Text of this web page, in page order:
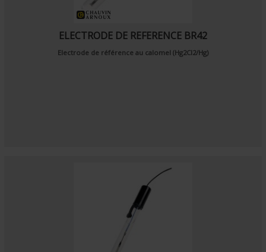
ELECTRODE DE REFERENCE BR42
Electrode de référence au calomel (Hg2Cl2/Hg)